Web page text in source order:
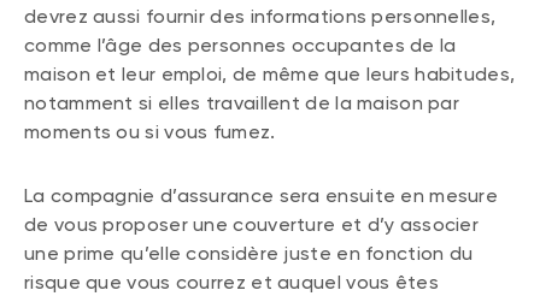
devrez aussi fournir des informations personnelles,
comme l’âge des personnes occupantes de la
maison et leur emploi, de même que leurs habitudes,
notamment si elles travaillent de la maison par
moments ou si vous fumez.
La compagnie d’assurance sera ensuite en mesure
de vous proposer une couverture et d’y associer
une prime qu’elle considère juste en fonction du
risque que vous courrez et auquel vous êtes